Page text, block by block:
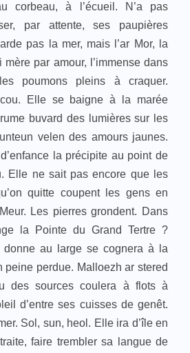
corbeau, à l’écueil. N’a pas
par attente, ses paupières
pas la mer, mais l’ar Mor, la
par amour, l’immense dans
poumons pleins à craquer.
cou. Elle se baigne à la marée
buvard des lumières sur les
velen des amours jaunes.
la précipite au point de
Elle ne sait pas encore que les
quitte coupent les gens en
Les pierres grondent. Dans
la Pointe du Grand Tertre ?
au large se cognera à la
peine perdue. Malloezh ar stered
des sources coulera à flots à
d’entre ses cuisses de genêt.
Sol, sun, heol. Elle ira d’île en
faire trembler sa langue de